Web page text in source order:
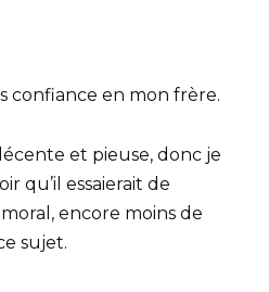
confiance en mon frère.
et pieuse, donc je
qu’il essaierait de
encore moins de
sujet.